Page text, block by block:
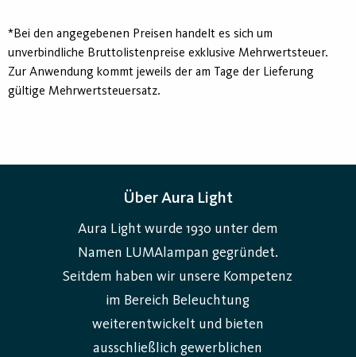
*Bei den angegebenen Preisen handelt es sich um
unverbindliche Bruttolistenpreise exklusive Mehrwertsteuer.
Zur Anwendung kommt jeweils der am Tage der Lieferung
gültige Mehrwertsteuersatz.
Über Aura Light
Aura Light wurde 1930 unter dem
Namen LUMAlampan gegründet.
Seitdem haben wir unsere Kompetenz
im Bereich Beleuchtung
weiterentwickelt und bieten
ausschließlich gewerblichen